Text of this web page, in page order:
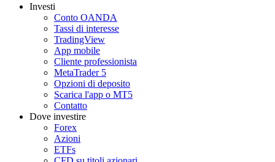
Investi
Conto OANDA
Tassi di interesse
TradingView
App mobile
Cliente professionista
MetaTrader 5
Opzioni di deposito
Scarica l'app o MT5
Contatto
Dove investire
Forex
Azioni
ETFs